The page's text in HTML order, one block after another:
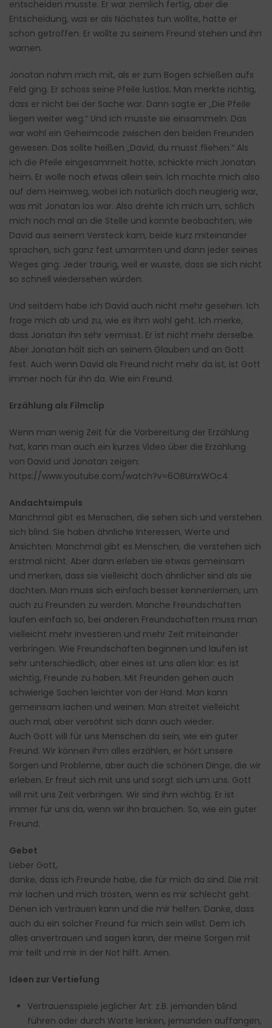
entscheiden musste. Er war ziemlich fertig, aber die
Entscheidung, was er als Nächstes tun wollte, hatte er
schon getroffen. Er wollte zu seinem Freund stehen und ihn
warnen.
Jonatan nahm mich mit, als er zum Bogen schießen aufs
Feld ging. Er schoss seine Pfeile lustlos. Man merkte richtig,
dass er nicht bei der Sache war. Dann sagte er „Die Pfeile
liegen weiter weg.“ Und ich musste sie einsammeln. Das
war wohl ein Geheimcode zwischen den beiden Freunden
gewesen. Das sollte heißen „David, du musst fliehen.“ Als
ich die Pfeile eingesammelt hatte, schickte mich Jonatan
heim. Er wolle noch etwas allein sein. Ich machte mich also
auf dem Heimweg, wobei ich natürlich doch neugierig war,
was mit Jonatan los war. Also drehte ich mich um, schlich
mich noch mal an die Stelle und konnte beobachten, wie
David aus seinem Versteck kam, beide kurz miteinander
sprachen, sich ganz fest umarmten und dann jeder seines
Weges ging. Jeder traurig, weil er wusste, dass sie sich nicht
so schnell wiedersehen würden.
Und seitdem habe ich David auch nicht mehr gesehen. Ich
frage mich ab und zu, wie es ihm wohl geht. Ich merke,
dass Jonatan ihn sehr vermisst. Er ist nicht mehr derselbe.
Aber Jonatan hält sich an seinem Glauben und an Gott
fest. Auch wenn David als Freund nicht mehr da ist, ist Gott
immer noch für ihn da. Wie ein Freund.
Erzählung als Filmclip
Wenn man wenig Zeit für die Vorbereitung der Erzählung
hat, kann man auch ein kurzes Video über die Erzählung
von David und Jonatan zeigen:
https://www.youtube.com/watch?v=6OBUrrxWOc4
Andachtsimpuls
Manchmal gibt es Menschen, die sehen sich und verstehen
sich blind. Sie haben ähnliche Interessen, Werte und
Ansichten. Manchmal gibt es Menschen, die verstehen sich
erstmal nicht. Aber dann erleben sie etwas gemeinsam
und merken, dass sie vielleicht doch ähnlicher sind als sie
dachten. Man muss sich einfach besser kennenlernen, um
auch zu Freunden zu werden. Manche Freundschaften
laufen einfach so, bei anderen Freundschaften muss man
vielleicht mehr investieren und mehr Zeit miteinander
verbringen. Wie Freundschaften beginnen und laufen ist
sehr unterschiedlich, aber eines ist uns allen klar: es ist
wichtig, Freunde zu haben. Mit Freunden gehen auch
schwierige Sachen leichter von der Hand. Man kann
gemeinsam lachen und weinen. Man streitet vielleicht
auch mal, aber versöhnt sich dann auch wieder.
Auch Gott will für uns Menschen da sein, wie ein guter
Freund. Wir können ihm alles erzählen, er hört unsere
Sorgen und Probleme, aber auch die schönen Dinge, die wir
erleben. Er freut sich mit uns und sorgt sich um uns. Gott
will mit uns Zeit verbringen. Wir sind ihm wichtig. Er ist
immer für uns da, wenn wir ihn brauchen. So, wie ein guter
Freund.
Gebet
Lieber Gott,
danke, dass ich Freunde habe, die für mich da sind. Die mit
mir lachen und mich trösten, wenn es mir schlecht geht.
Denen ich vertrauen kann und die mir helfen. Danke, dass
auch du ein solcher Freund für mich sein willst. Dem ich
alles anvertrauen und sagen kann, der meine Sorgen mit
mir teilt und mir in der Not hilft. Amen.
Ideen zur Vertiefung
Vertrauensspiele jeglicher Art: z.B. jemanden blind
führen oder durch Worte lenken, jemanden auffangen,